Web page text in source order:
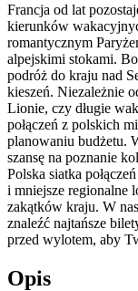
Francja od lat
kierunków
romantycznym
alpejskimi stokami.
podróż do kraju nad
kieszeń. Niezależnie
Lionie, czy długie
połączeń z polskich
planowaniu budżetu.
szansę na poznanie
Polska siatka
i mniejsze regionalne
zakątków kraju. W
znaleźć najtańsze
przed wylotem, aby
Opis